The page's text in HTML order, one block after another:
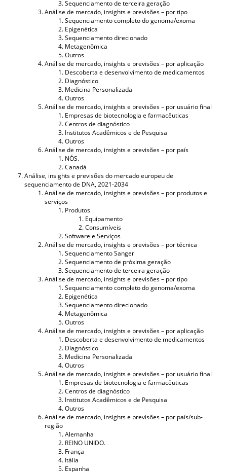
Sequenciamento de terceira geração
Análise de mercado, insights e previsões – por tipo
Sequenciamento completo do genoma/exoma
Epigenética
Sequenciamento direcionado
Metagenômica
Outros
Análise de mercado, insights e previsões – por aplicação
Descoberta e desenvolvimento de medicamentos
Diagnóstico
Medicina Personalizada
Outros
Análise de mercado, insights e previsões – por usuário final
Empresas de biotecnologia e farmacêuticas
Centros de diagnóstico
Institutos Acadêmicos e de Pesquisa
Outros
Análise de mercado, insights e previsões – por país
NÓS.
Canadá
Análise, insights e previsões do mercado europeu de
sequenciamento de DNA, 2021-2034
Análise de mercado, insights e previsões – por produtos e
serviços
Produtos
Equipamento
Consumíveis
Software e Serviços
Análise de mercado, insights e previsões – por técnica
Sequenciamento Sanger
Sequenciamento de próxima geração
Sequenciamento de terceira geração
Análise de mercado, insights e previsões – por tipo
Sequenciamento completo do genoma/exoma
Epigenética
Sequenciamento direcionado
Metagenômica
Outros
Análise de mercado, insights e previsões – por aplicação
Descoberta e desenvolvimento de medicamentos
Diagnóstico
Medicina Personalizada
Outros
Análise de mercado, insights e previsões – por usuário final
Empresas de biotecnologia e farmacêuticas
Centros de diagnóstico
Institutos Acadêmicos e de Pesquisa
Outros
Análise de mercado, insights e previsões – por país/sub-
região
Alemanha
REINO UNIDO.
França
Itália
Espanha